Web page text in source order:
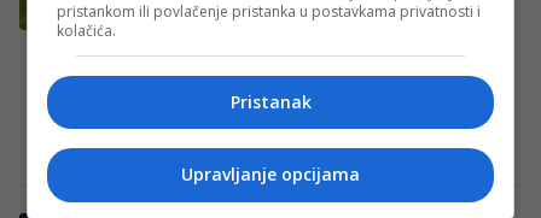
Bosne i Hercegovine ipak će otvoriti na
svom stadionu “Asim Ferhatović Hase”.
Redakcija·04/08/2026·Facebook/Prva ljubavi 1946
pristankom ili povlačenje pristanka u postavkama privatnosti i
kolačića.
Pristanak
Upravljanje opcijama